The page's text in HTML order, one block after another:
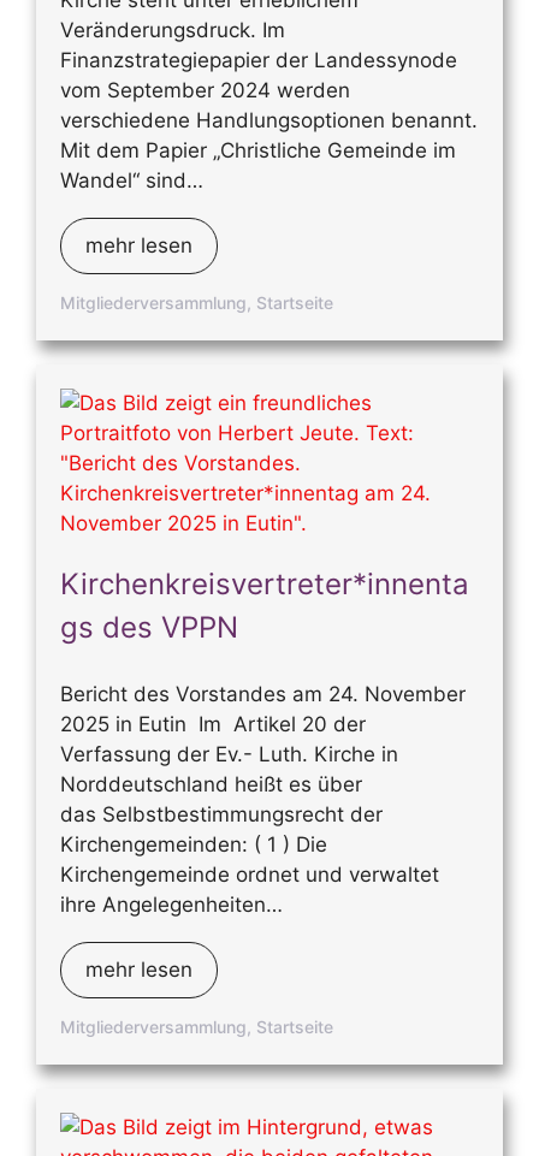
Mitgliederversammlung, Startseite
Veränderungsdruck. Im
Finanzstrategiepapier der Landessynode
vom September 2024 werden
verschiedene Handlungsoptionen benannt.
Mit dem Papier „Christliche Gemeinde im
Wandel“ sind…
mehr lesen
Kirchenkreisvertreter*innenta
gs des VPPN
Mitgliederversammlung, Startseite
Bericht des Vorstandes am 24. November
2025 in Eutin Im Artikel 20 der
Verfassung der Ev.- Luth. Kirche in
Norddeutschland heißt es über
das Selbstbestimmungsrecht der
Kirchengemeinden: ( 1 ) Die
Kirchengemeinde ordnet und verwaltet
ihre Angelegenheiten…
mehr lesen